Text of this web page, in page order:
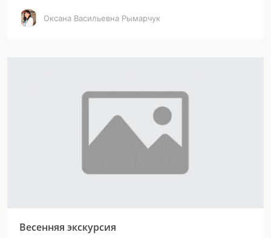
Оксана Васильевна Рымарчук
Весенняя экскурсия